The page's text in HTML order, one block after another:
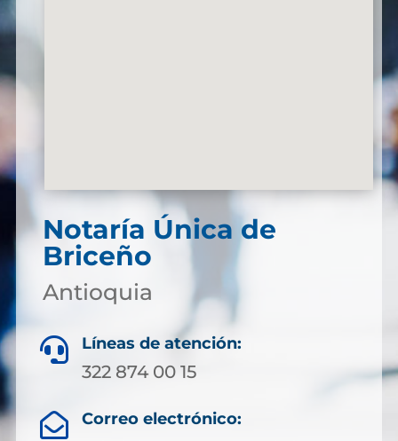
Notaría Única de
Briceño
Antioquia
 Líneas de atención:
322 874 00 15
 Correo electrónico: